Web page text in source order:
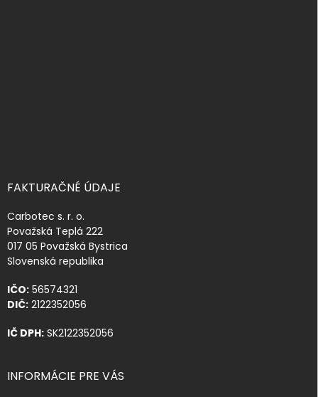
FAKTURAČNÉ ÚDAJE
Carbotec s. r. o.
Považská Teplá 222
017 05 Považská Bystrica
Slovenská republika
IČO: 56574321
DIČ: 2122352056
IČ DPH: SK2122352056
INFORMÁCIE PRE VÁS